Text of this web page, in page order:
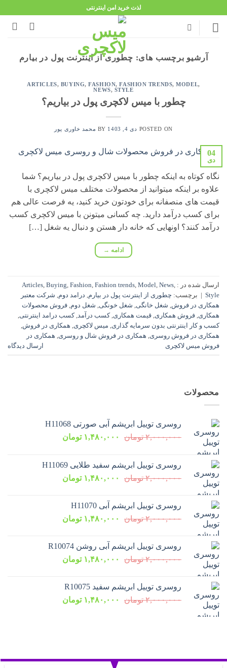
content
لذت خرید امن اینترنتی
آرشیو برچسب های: چطوری از اینترنت پول در بیارم
ARTICLES, BUYING,FASHION,FASHION TRENDS,MODEL,
NEWS, STYLE
چطور با میس لاکچری پول در بیاریم؟
POSTED ON دی 4, 1403 BY محمد خاوری پور
04
دی
نگاه کوتاه به اینکه چطور با میس لاکچری پول در بیاریم؟ شما
علاوه بر اینکه میتوانید از محصولات مختلف میس لاکچری با
قیمت های منصفانه برای خودتون خرید کنید، یه فرصت عالی هم
برای کسب درآمد دارید. چه کسانی میتونن با میس لاکچری کسب
درآمد کنند؟ اونهایی که خانه دار هستن و دنبال یه شغل […]
ادامه →
ارسال شده در : Articles, Buying, Fashion, Fashion trends, Model, News,
Style
| برچسب: چطوری از اینترنت پول در بیارم, درامد دوم, شرکت معتبر
همکاری در فروش, شغل خانگی, شغل خونگی, شغل دوم, فروش محصولات
همکاری, فروش همکاری, قیمت همکاری,کسب درآمد,کسب درامد اینترنتی,
کسب و کار اینترنتی بدون سرمایه گذاری, میس لاکچری, همکاری در فروش,
همکاری در فروش روسری, همکاری در فروش شال و روسری, همکاری در
فروش میس لاکچری
ارسال دیدگاه
محصولات
روسری توییل ابریشم آبی صورتی H11068
۲,۰۰۰,۰۰۰ تومان
قیمت
بود.
۱,۴۸۰,۰۰۰ تومانقیمت
روسری توییل ابریشم سفید طلایی H11069
۲,۰۰۰,۰۰۰ تومان
قیمت
بود.
۱,۴۸۰,۰۰۰ تومانقیمت
روسری توییل ابریشم آبی H11070
۲,۰۰۰,۰۰۰ تومان
قیمت
بود.
۱,۴۸۰,۰۰۰ تومانقیمت
روسری توییل ابریشم آبی روشن R10074
۲,۰۰۰,۰۰۰ تومان
قیمت
بود.
۱,۴۸۰,۰۰۰ تومانقیمت
روسری توییل ابریشم سفید R10075
۲,۰۰۰,۰۰۰ تومان
قیمت
۱,۴۸۰,۰۰۰ تومانقیمت